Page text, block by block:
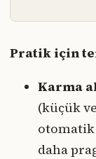
Pratik için
Karma
(küçük
daha